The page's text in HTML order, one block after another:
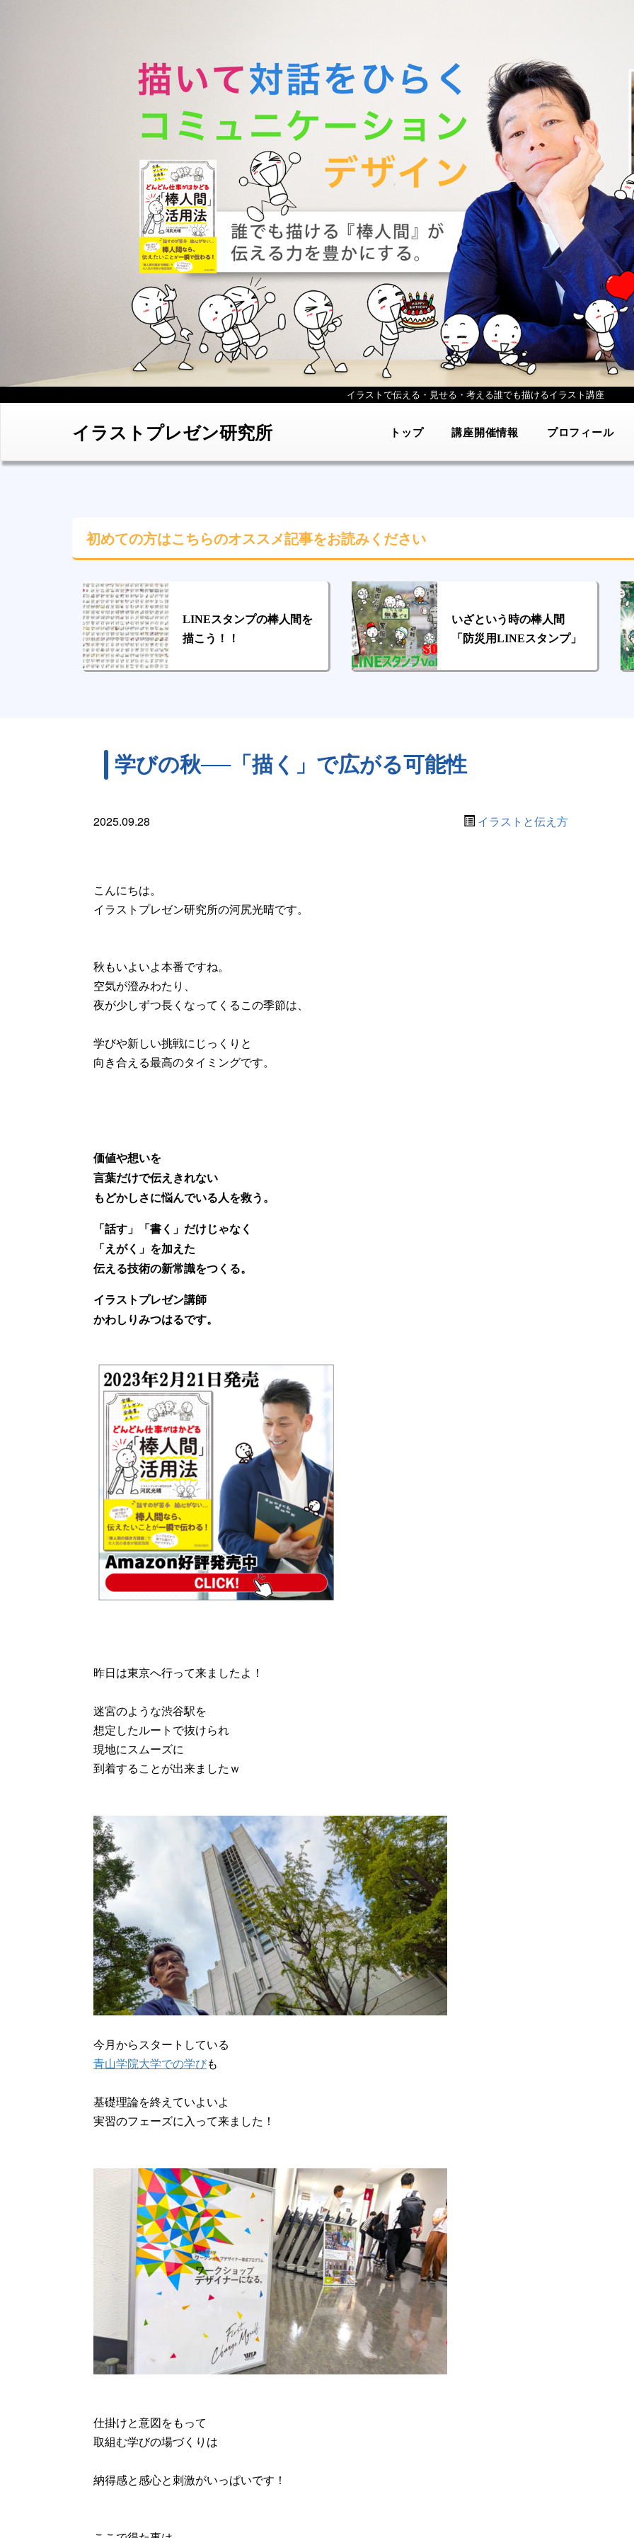
イラストで伝える・見せる・考える誰でも描けるイラスト講座
イラストプレゼン研究所 トップ 講座開催情報 プロフィール
初めての方はこちらのオススメ記事をお読みください
LINEスタンプの棒人間を
描こう！！
いざという時の棒人間
「防災用LINEスタンプ」
学びの秋──「描く」で広がる可能性
2025.09.28 イラストと伝え方
こんにちは。
イラストプレゼン研究所の河尻光晴です。
秋もいよいよ本番ですね。
空気が澄みわたり、
夜が少しずつ長くなってくるこの季節は、
学びや新しい挑戦にじっくりと
向き合える最高のタイミングです。
価値や想いを
言葉だけで伝えきれない
もどかしさに悩んでいる人を救う。
「話す」「書く」だけじゃなく
「えがく」を加えた
伝える技術の新常識をつくる。
イラストプレゼン講師
かわしりみつはるです。
昨日は東京へ行って来ましたよ！
迷宮のような渋谷駅を
想定したルートで抜けられ
現地にスムーズに
到着することが出来ましたｗ
今月からスタートしている
青山学院大学での学びも
基礎理論を終えていよいよ
実習のフェーズに入って来ました！
仕掛けと意図をもって
取組む学びの場づくりは
納得感と感心と刺激がいっぱいです！